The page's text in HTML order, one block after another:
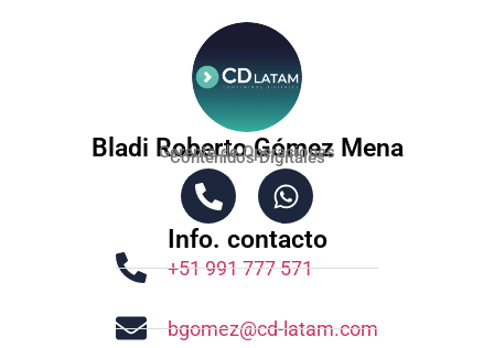
Bladi Roberto Gómez Mena
Gerente de Operaciones
Contenidos Digitales
Info. contacto
+51 991 777 571‬
bgomez@cd-latam.com